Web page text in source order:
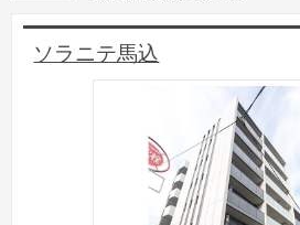
ソラニテ馬込